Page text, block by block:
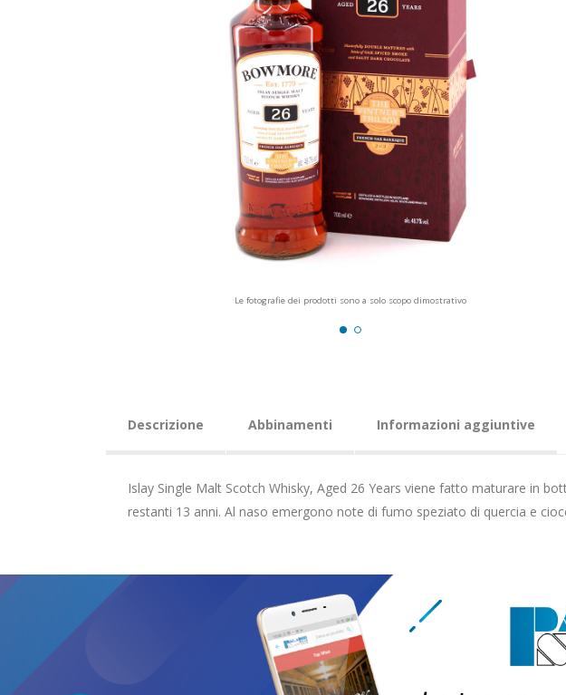
Le fotografie dei prodotti sono a solo scopo dimostrativo
Descrizione Abbinamenti Informazioni aggiuntive
Islay Single Malt Scotch Whisky, Aged 26 Years viene fatto maturare in
restanti 13 anni. Al naso emergono note di fumo speziato di quercia e